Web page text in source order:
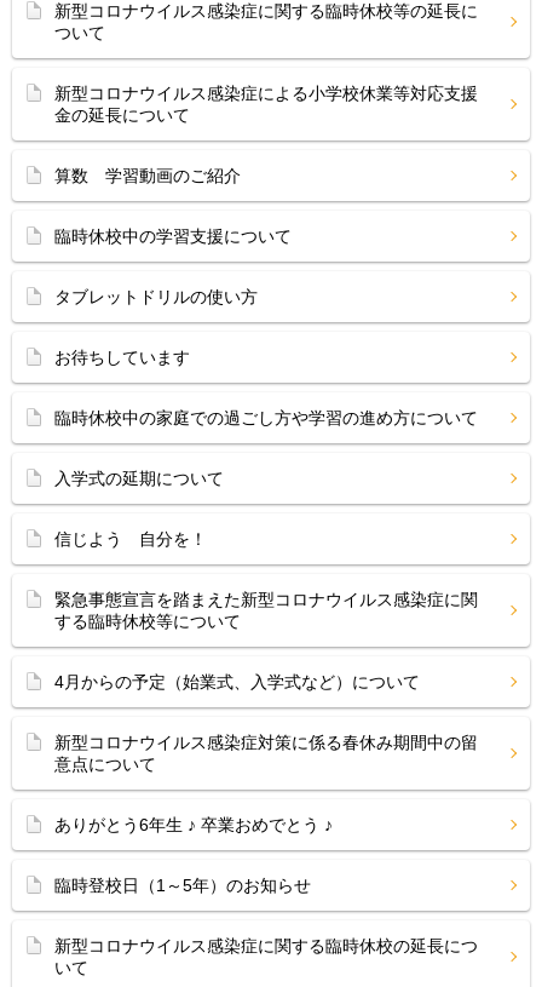
新型コロナウイルス感染症に関する臨時休校等の延長に
ついて
新型コロナウイルス感染症による小学校休業等対応支援
金の延長について
算数 学習動画のご紹介
臨時休校中の学習支援について
タブレットドリルの使い方
お待ちしています
臨時休校中の家庭での過ごし方や学習の進め方について
入学式の延期について
信じよう 自分を！
緊急事態宣言を踏まえた新型コロナウイルス感染症に関
する臨時休校等について
4月からの予定（始業式、入学式など）について
新型コロナウイルス感染症対策に係る春休み期間中の留
意点について
ありがとう6年生 ♪ 卒業おめでとう ♪
臨時登校日（1～5年）のお知らせ
新型コロナウイルス感染症に関する臨時休校の延長につ
いて